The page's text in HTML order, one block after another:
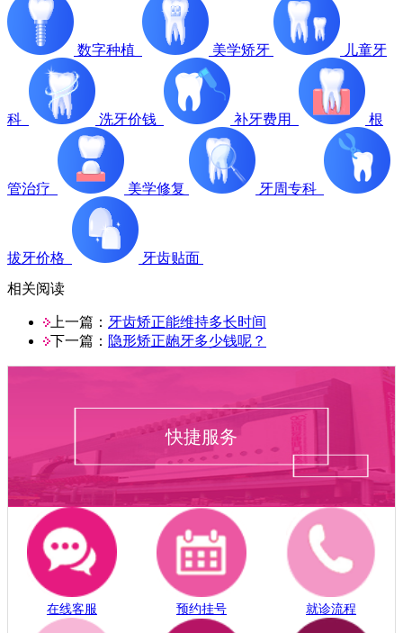
数字种植 美学矫牙 儿童牙
科 洗牙价钱 补牙费用 根
管治疗 美学修复 牙周专科
拔牙价格
牙齿贴面
相关阅读
上一篇： 牙齿矫正能维持多长时间
下一篇： 隐形矫正龅牙多少钱呢？
快捷服务
在线客服 预约挂号 就诊流程